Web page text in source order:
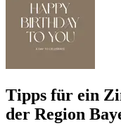
Tipps für ein
der Region